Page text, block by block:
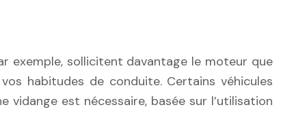
exemple, sollicitent davantage le moteur que
habitudes de conduite. Certains véhicules
vidange est nécessaire, basée sur l’utilisation